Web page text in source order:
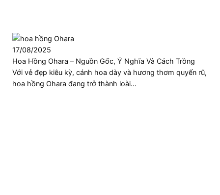
17/08/2025
Hoa Hồng Ohara – Nguồn Gốc, Ý Nghĩa Và Cách Trồng
Với vẻ đẹp kiêu kỳ, cánh hoa dày và hương thơm quyến rũ,
hoa hồng Ohara đang trở thành loài…